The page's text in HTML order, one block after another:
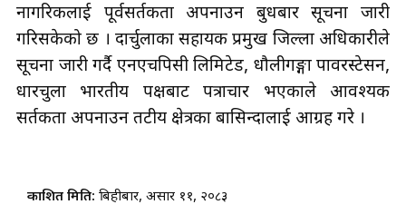
नागरिकलाई पूर्वसर्तकता अपनाउन बुधबार सूचना जारी
गरिसकेको छ । दार्चुलाका सहायक प्रमुख जिल्ला अधिकारीले
सूचना जारी गर्दै एनएचपिसी लिमिटेड, धौलीगङ्गा पावरस्टेसन,
धारचुला भारतीय पक्षबाट पत्राचार भएकाले आवश्यक
सर्तकता अपनाउन तटीय क्षेत्रका बासिन्दालाई आग्रह गरे ।
प्रकाशित मिति: बिहीबार, असार ११, २०८३